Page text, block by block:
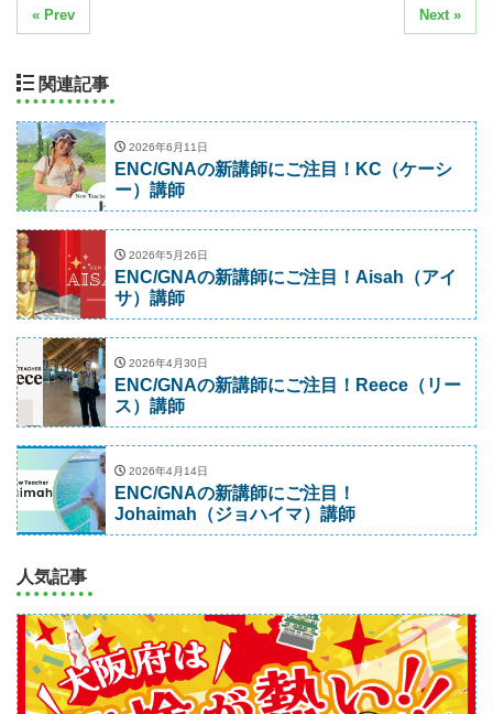
« Prev Next »
関連記事
2026年6月11日
ENC/GNAの新講師にご注目！KC（ケーシ
ー）講師
2026年5月26日
ENC/GNAの新講師にご注目！Aisah（アイ
サ）講師
2026年4月30日
ENC/GNAの新講師にご注目！Reece（リー
ス）講師
2026年4月14日
ENC/GNAの新講師にご注目！
Johaimah（ジョハイマ）講師
人気記事